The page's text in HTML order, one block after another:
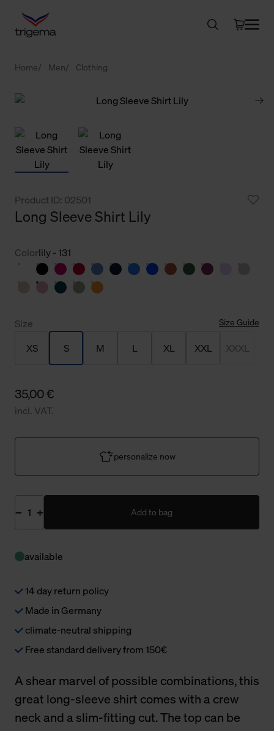
Home Men Clothing
Product ID: 02501
Long Sleeve Shirt Lily
Colorlily - 131
Size Size Guide
XS S M L XL XXL XXXL
35,00 €
incl. VAT.
personalize now
Add to bag
available
14 day return policy
Made in Germany
climate-neutral shipping
Free standard delivery from 150€
A shear marvel of possible combinations, this
great long-sleeve shirt comes with a crew
neck and a slim-fitting cut. The top can be